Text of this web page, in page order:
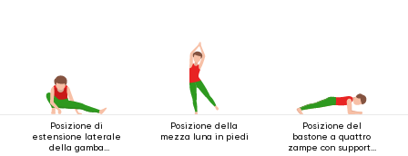
Posizione di
estensione laterale
della gamba
Posizione della
mezza luna in piedi
Posizione del
bastone a quattro
zampe con supporto